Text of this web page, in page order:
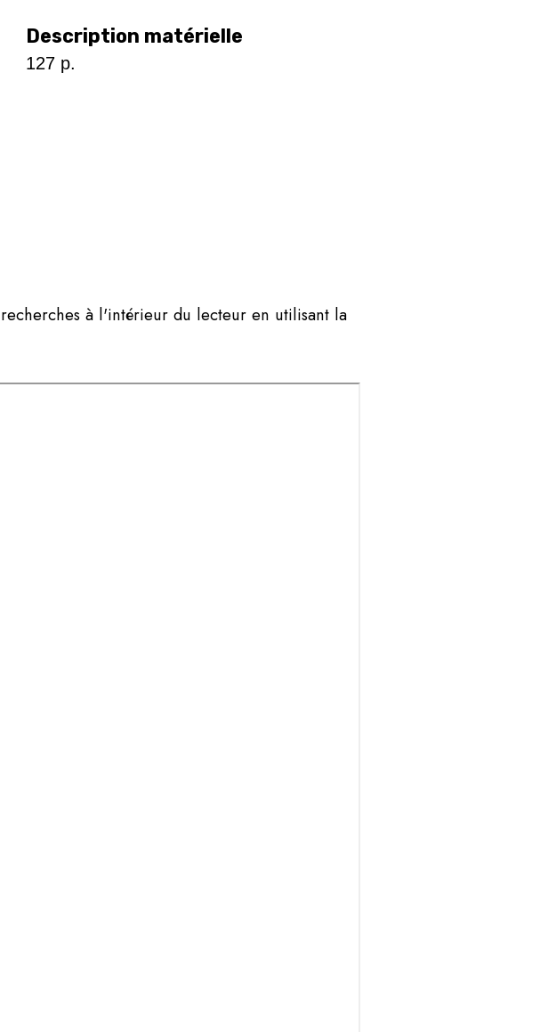
Description matérielle
127 p.